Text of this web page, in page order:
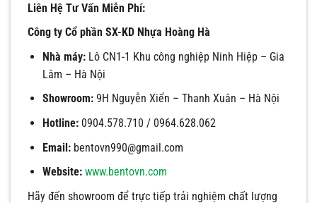
Liên Hệ Tư Vấn Miễn Phí:
Công ty Cổ phần SX-KD Nhựa Hoàng Hà
Nhà máy:Lô CN1-1 Khu công nghiệp Ninh Hiệp – Gia
Lâm – Hà Nội
Showroom:9H Nguyễn Xiển – Thanh Xuân – Hà Nội
Hotline:0904.578.710 / 0964.628.062
Email: bentovn990@gmail.com
Website: www.bentovn.com
Hãy đến showroom để trực tiếp trải nghiệm chất lượng